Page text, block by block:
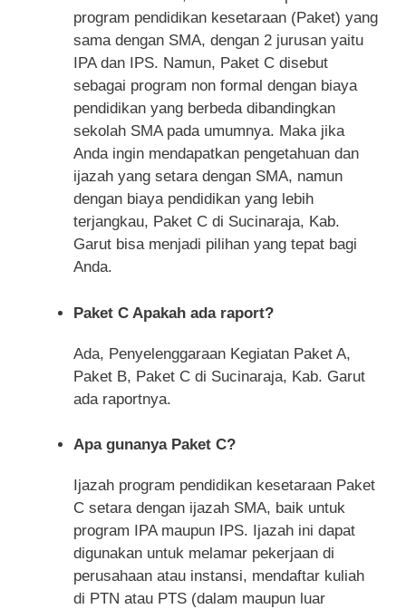
program pendidikan kesetaraan (Paket) yang
sama dengan SMA, dengan 2 jurusan yaitu
IPA dan IPS. Namun, Paket C disebut
sebagai program non formal dengan biaya
pendidikan yang berbeda dibandingkan
sekolah SMA pada umumnya. Maka jika
Anda ingin mendapatkan pengetahuan dan
ijazah yang setara dengan SMA, namun
dengan biaya pendidikan yang lebih
terjangkau, Paket C di Sucinaraja, Kab.
Garut bisa menjadi pilihan yang tepat bagi
Anda.
Paket C Apakah ada raport?
Ada, Penyelenggaraan Kegiatan Paket A,
Paket B, Paket C di Sucinaraja, Kab. Garut
ada raportnya.
Apa gunanya Paket C?
Ijazah program pendidikan kesetaraan Paket
C setara dengan ijazah SMA, baik untuk
program IPA maupun IPS. Ijazah ini dapat
digunakan untuk melamar pekerjaan di
perusahaan atau instansi, mendaftar kuliah
di PTN atau PTS (dalam maupun luar